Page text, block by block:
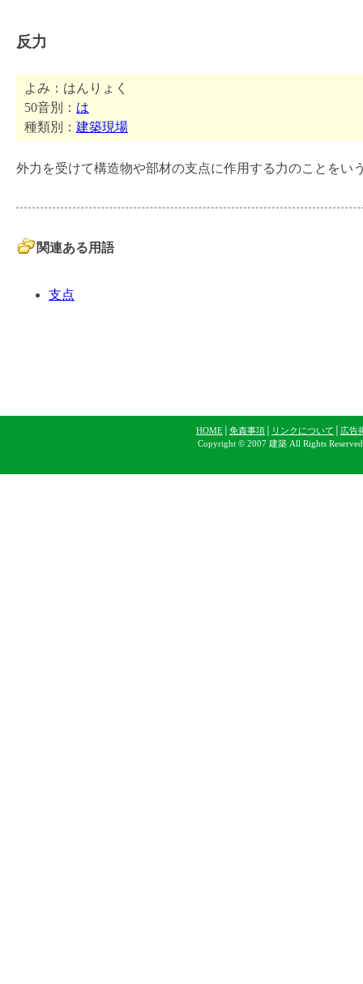
反力
よみ：はんりょく
50音別： は
種類別： 建築現場
外力を受けて構造物や部材の支点に作用する力のことをい
関連ある用語
支点
HOME 免責事項 リンクについて
広告
Copyright © 2007 建築 All Rights